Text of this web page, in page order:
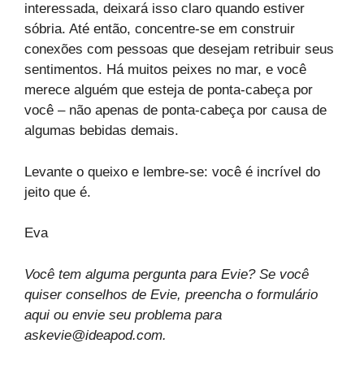
interessada, deixará isso claro quando estiver
sóbria. Até então, concentre-se em construir
conexões com pessoas que desejam retribuir seus
sentimentos. Há muitos peixes no mar, e você
merece alguém que esteja de ponta-cabeça por
você – não apenas de ponta-cabeça por causa de
algumas bebidas demais.
Levante o queixo e lembre-se: você é incrível do
jeito que é.
Eva
Você tem alguma pergunta para Evie? Se você
quiser conselhos de Evie, preencha o formulário
aqui ou envie seu problema para
askevie@ideapod.com.